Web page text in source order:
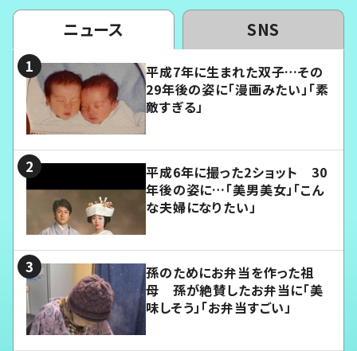
ニュース SNS
平成7年に生まれた双子…その
29年後の姿に「漫画みたい」「素
敵すぎる」
平成6年に撮った2ショット 30
年後の姿に…「美男美女」「こん
な夫婦になりたい」
孫のためにお弁当を作った祖
母 孫が絶賛したお弁当に「美
味しそう」「お弁当すごい」